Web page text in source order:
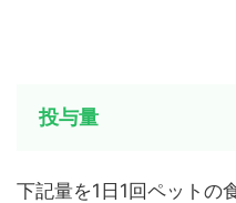
投与量
下記量を1日1回ペットの